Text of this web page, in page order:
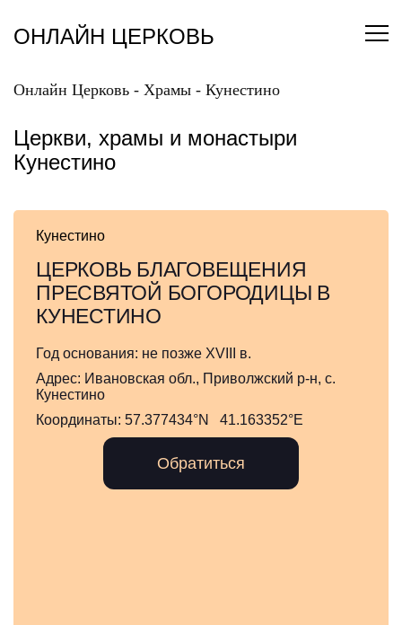
содержанию
ОНЛАЙН ЦЕРКОВЬ
Онлайн Церковь - Храмы - Кунестино
Церкви, храмы и монастыри
Кунестино
Кунестино
ЦЕРКОВЬ БЛАГОВЕЩЕНИЯ
ПРЕСВЯТОЙ БОГОРОДИЦЫ В
КУНЕСТИНО
Год основания: не позже XVIII в.
Адрес: Ивановская обл., Приволжский р-н, с.
Кунестино
Координаты: 57.377434°N 41.163352°E
Обратиться